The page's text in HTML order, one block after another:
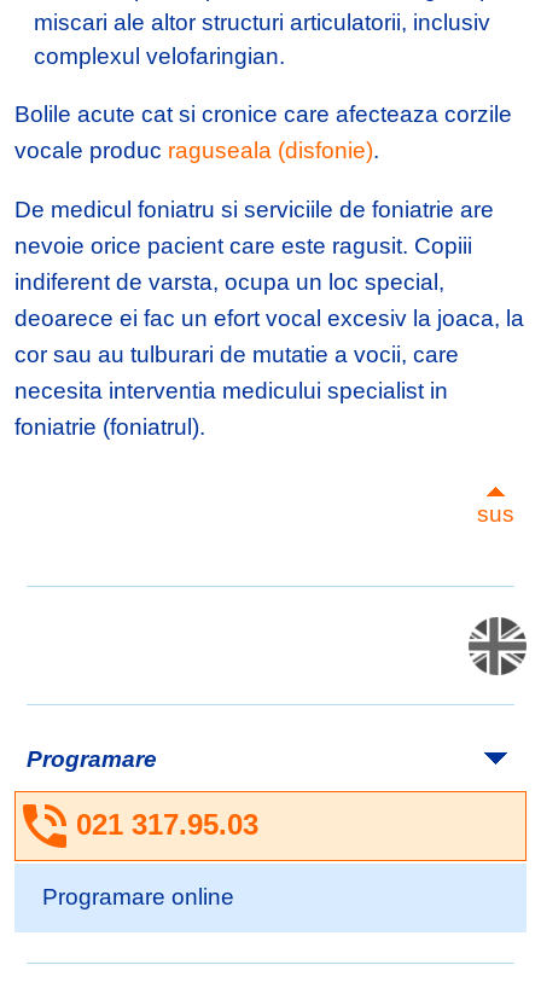
miscari ale altor structuri articulatorii, inclusiv
complexul velofaringian.
Bolile acute cat si cronice care afecteaza corzile
vocale produc raguseala (disfonie).
De medicul foniatru si serviciile de foniatrie are
nevoie orice pacient care este ragusit. Copiii
indiferent de varsta, ocupa un loc special,
deoarece ei fac un efort vocal excesiv la joaca, la
cor sau au tulburari de mutatie a vocii, care
necesita interventia medicului specialist in
foniatrie (foniatrul).
sus
Programare
021 317.95.03
Programare online